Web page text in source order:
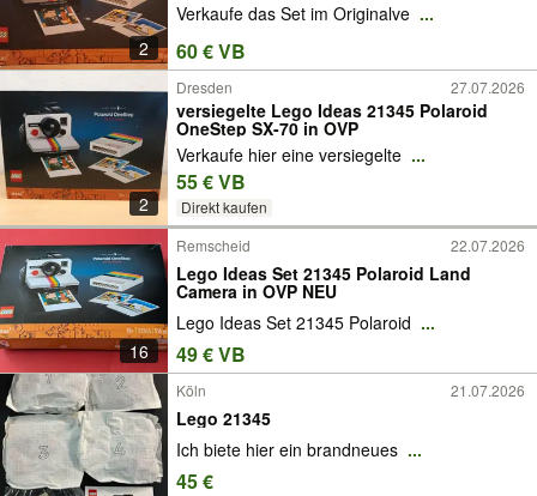
2
Verkaufe das Set im Originalve ...
60 € VB
2
Dresden 27.07.2026
versiegelte Lego Ideas 21345 Polaroid
OneStep SX-70 in OVP
Verkaufe hier eine versiegelte ...
55 € VB
Direkt kaufen
16
Remscheid 22.07.2026
Lego Ideas Set 21345 Polaroid Land
Camera in OVP NEU
Lego Ideas Set 21345 Polaroid ...
49 € VB
Köln 21.07.2026
Lego 21345
Ich biete hier ein brandneues ...
45 €